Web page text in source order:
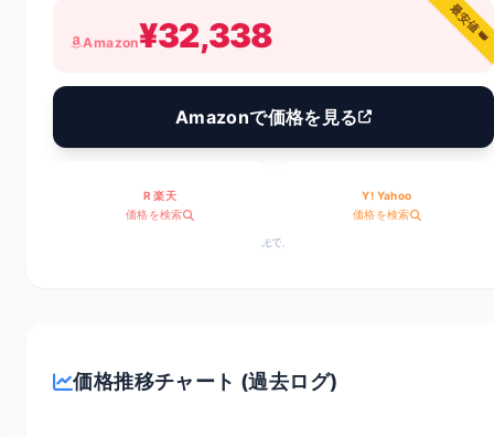
最安値 👑
Amazon¥32,338
Amazonで価格を見る
R 楽天
価格を検索
Y! Yahoo
価格を検索
※価格は変動します。リンク先で最新情報をご確認ください。
価格推移チャート (過去ログ)